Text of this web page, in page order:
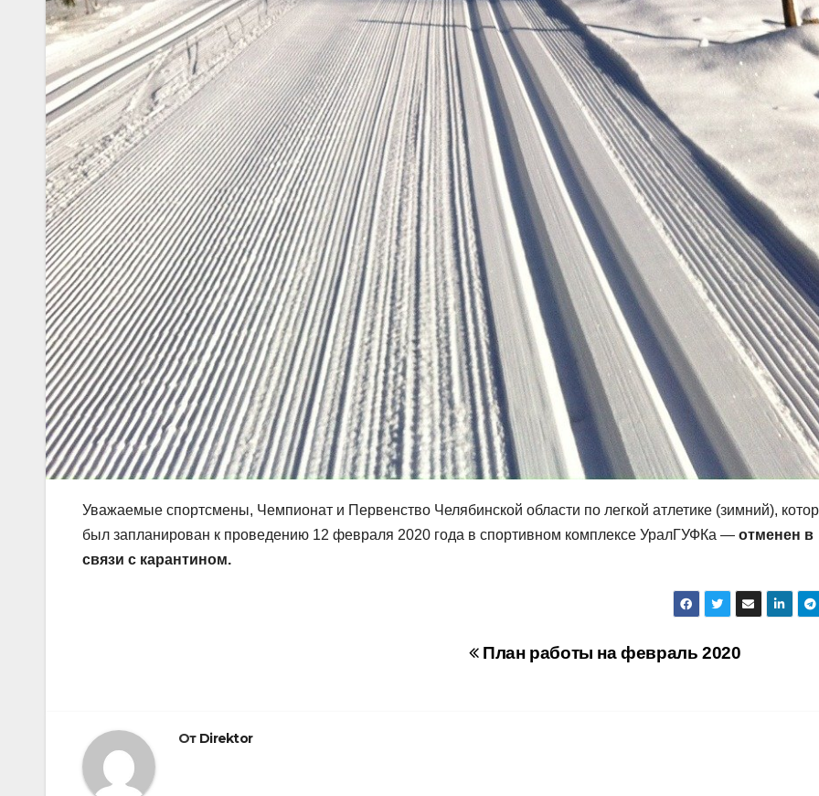
Уважаемые спортсмены, Чемпионат и Первенство Челябинской области по легкой атлетике (зимний),
был запланирован к проведению 12 февраля 2020 года в спортивном комплексе УралГУФКа — отменен в
связи с карантином.
записям
План работы на февраль 2020
От Direktor